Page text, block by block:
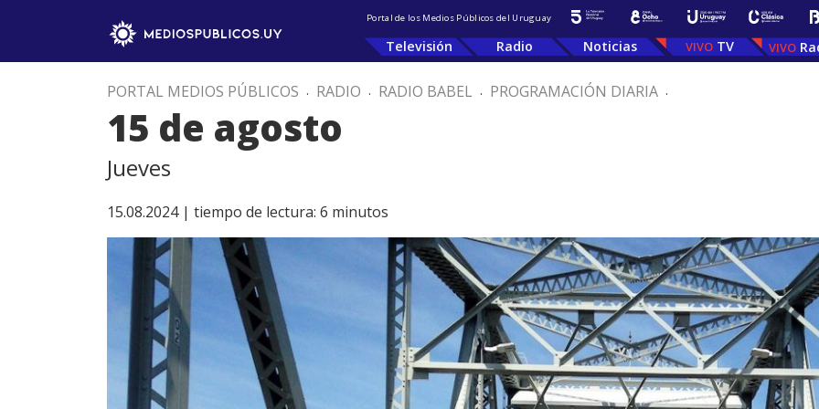
Portal de los Medios Públicos del Uruguay
Televisión Radio Noticias TV
PORTAL MEDIOS PÚBLICOS . RADIO . RADIO BABEL . PROGRAMACIÓN DIARIA .
15 de agosto
Jueves
15.08.2024 | tiempo de lectura: 6 minutos